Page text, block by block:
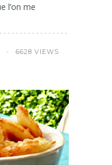
l’on me
6628 VIEWS